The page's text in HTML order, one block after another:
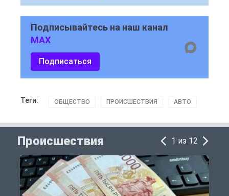
Подписывайтесь на наш канал
MAX
Подписаться
Теги: ОБЩЕСТВО ПРОИСШЕСТВИЯ АВТО
Происшествия 1 из 12